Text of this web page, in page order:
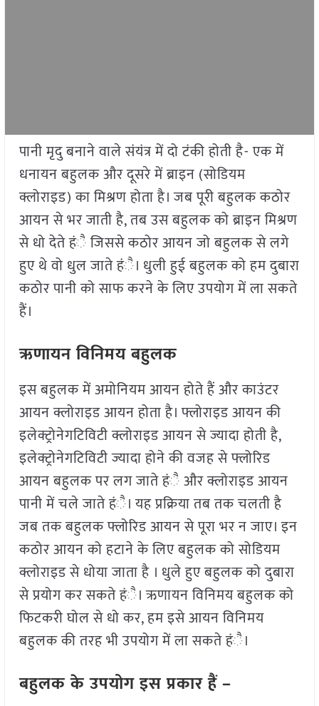
पानी मृदु बनाने वाले संयंत्र में दो टंकी होती है- एक में
धनायन बहुलक और दूसरे में ब्राइन (सोडियम
क्लोराइड) का मिश्रण होता है। जब पूरी बहुलक कठोर
आयन से भर जाती है, तब उस बहुलक को ब्राइन मिश्रण
से धो देते हंै जिससे कठोर आयन जो बहुलक से लगे
हुए थे वो धुल जाते हंै। धुली हुई बहुलक को हम दुबारा
कठोर पानी को साफ करने के लिए उपयोग में ला सकते
हैं।
ऋणायन विनिमय बहुलक
इस बहुलक में अमोनियम आयन होते हैं और काउंटर
आयन क्लोराइड आयन होता है। फ्लोराइड आयन की
इलेक्ट्रोनेगटिविटी क्लोराइड आयन से ज्यादा होती है,
इलेक्ट्रोनेगटिविटी ज्यादा होने की वजह से फ्लोरिड
आयन बहुलक पर लग जाते हंै और क्लोराइड आयन
पानी में चले जाते हंै। यह प्रक्रिया तब तक चलती है
जब तक बहुलक फ्लोरिड आयन से पूरा भर न जाए। इन
कठोर आयन को हटाने के लिए बहुलक को सोडियम
क्लोराइड से धोया जाता है । धुले हुए बहुलक को दुबारा
से प्रयोग कर सकते हंै। ऋणायन विनिमय बहुलक को
फिटकरी घोल से धो कर, हम इसे आयन विनिमय
बहुलक की तरह भी उपयोग में ला सकते हंै।
बहुलक के उपयोग इस प्रकार हैं –